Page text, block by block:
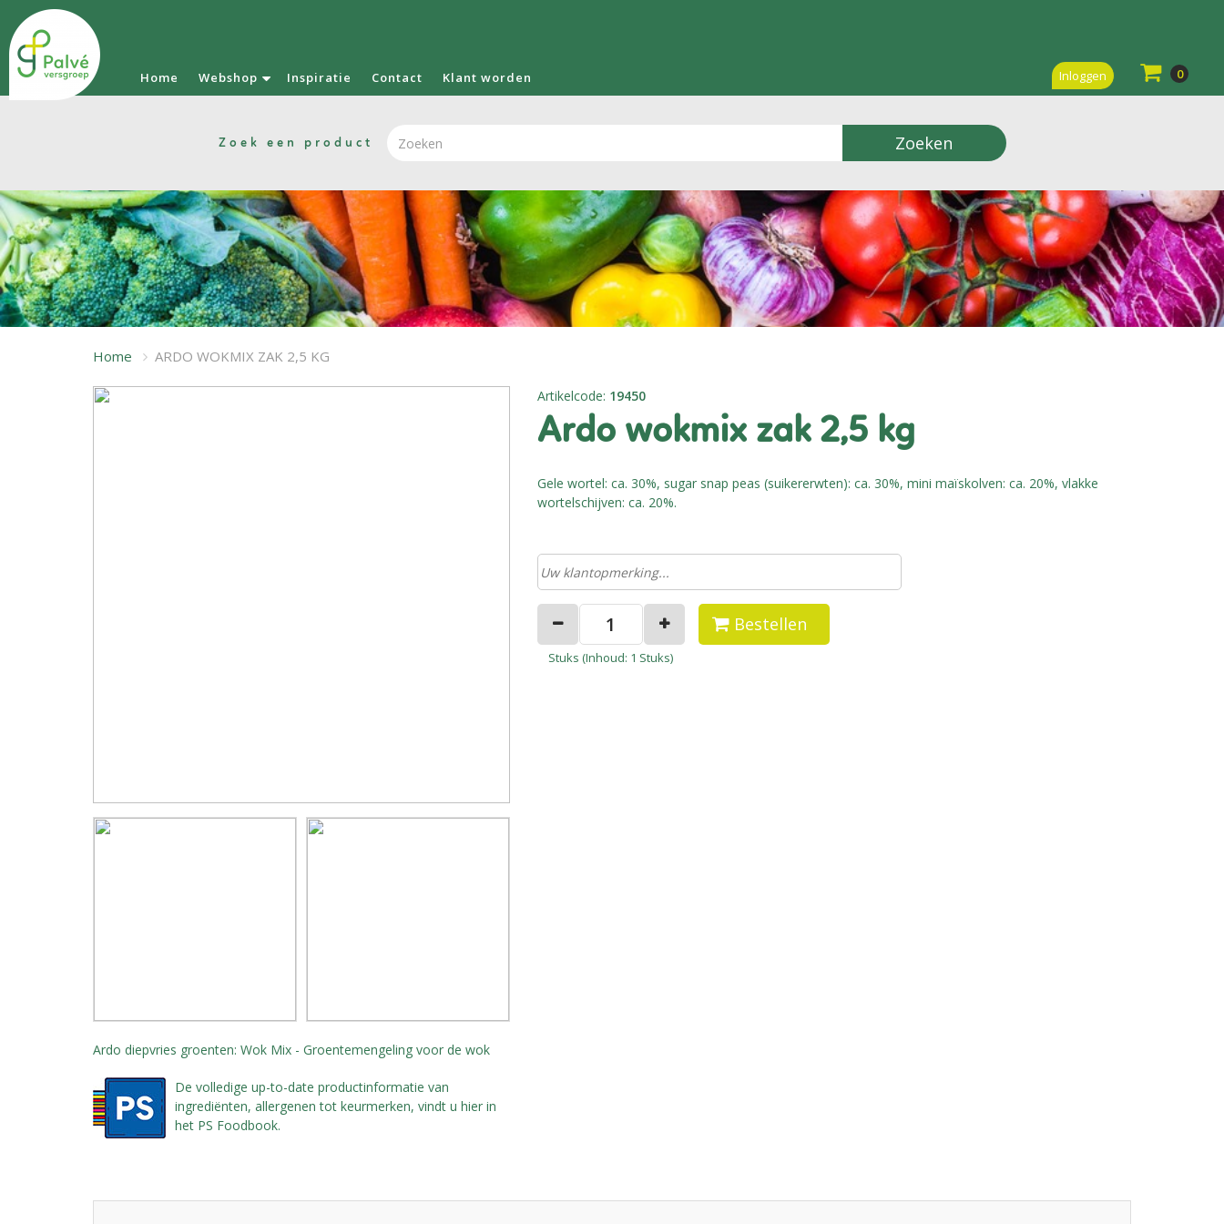
Home Webshop Inspiratie Contact Klant worden Inloggen 0
Zoek een product
Home ARDO WOKMIX ZAK 2,5 KG
Ardo diepvries groenten: Wok Mix - Groentemengeling voor de wok
De volledige up-to-date productinformatie van
ingrediënten, allergenen tot keurmerken, vindt u hier in
het PS Foodbook.
Artikelcode: 19450
ardo wokmix zak 2,5 kg
Gele wortel: ca. 30%, sugar snap peas (suikererwten): ca. 30%, mini maïskolven: ca. 20%, vlakke
wortelschijven: ca. 20%.
Bestellen
Stuks (Inhoud: 1 Stuks)